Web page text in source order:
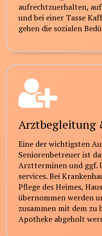
aufrechtzuerhalten,
und bei einer Tasse
gehen die sozialen
Arztbegleitung
Eine der wichtigsten
Seniorenbetreuer ist
Arztterminen und ggf.
services. Bei
Pflege des Heimes,
übernommen werden
zusammen mit dem zu
Apotheke abgeholt